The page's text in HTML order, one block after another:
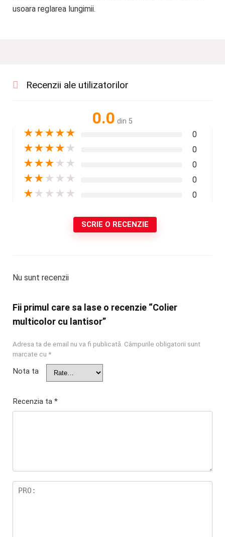
usoara reglarea lungimii.
Recenzii ale utilizatorilor
0.0 din 5
★★★★★ 0
★★★★ ★ 0
★★★ ★ ★ 0
★★ ★ ★ ★ 0
★ ★ ★ ★ ★ 0
SCRIE O RECENZIE
Nu sunt recenzii
Fii primul care sa lase o recenzie “Colier
multicolor cu lantisor”
Adresa ta de email nu va fi publicată. Câmpurile obligatorii sunt
marcate cu *
Nota ta
Recenzia ta *